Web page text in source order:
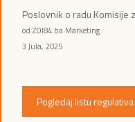
Poslovnik o radu Komisije
od ZOI84.ba Marketing
3 Jula, 2025
Pogledaj listu regulativa